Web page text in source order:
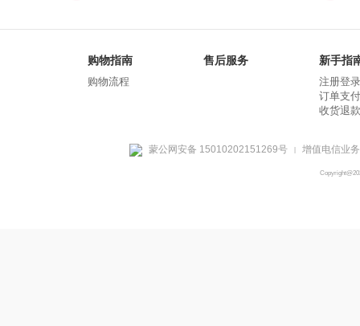
购物指南
购物流程
售后服务 新手指
注册登录
订单支付
收货退款
蒙公网安备 15010202151269号 增值电信业